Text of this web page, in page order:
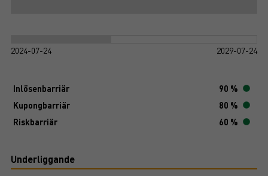
2024-07-24 2029-07-24
Inlösenbarriär
90 %
Kupongbarriär
80 %
Riskbarriär
60 %
Underliggande